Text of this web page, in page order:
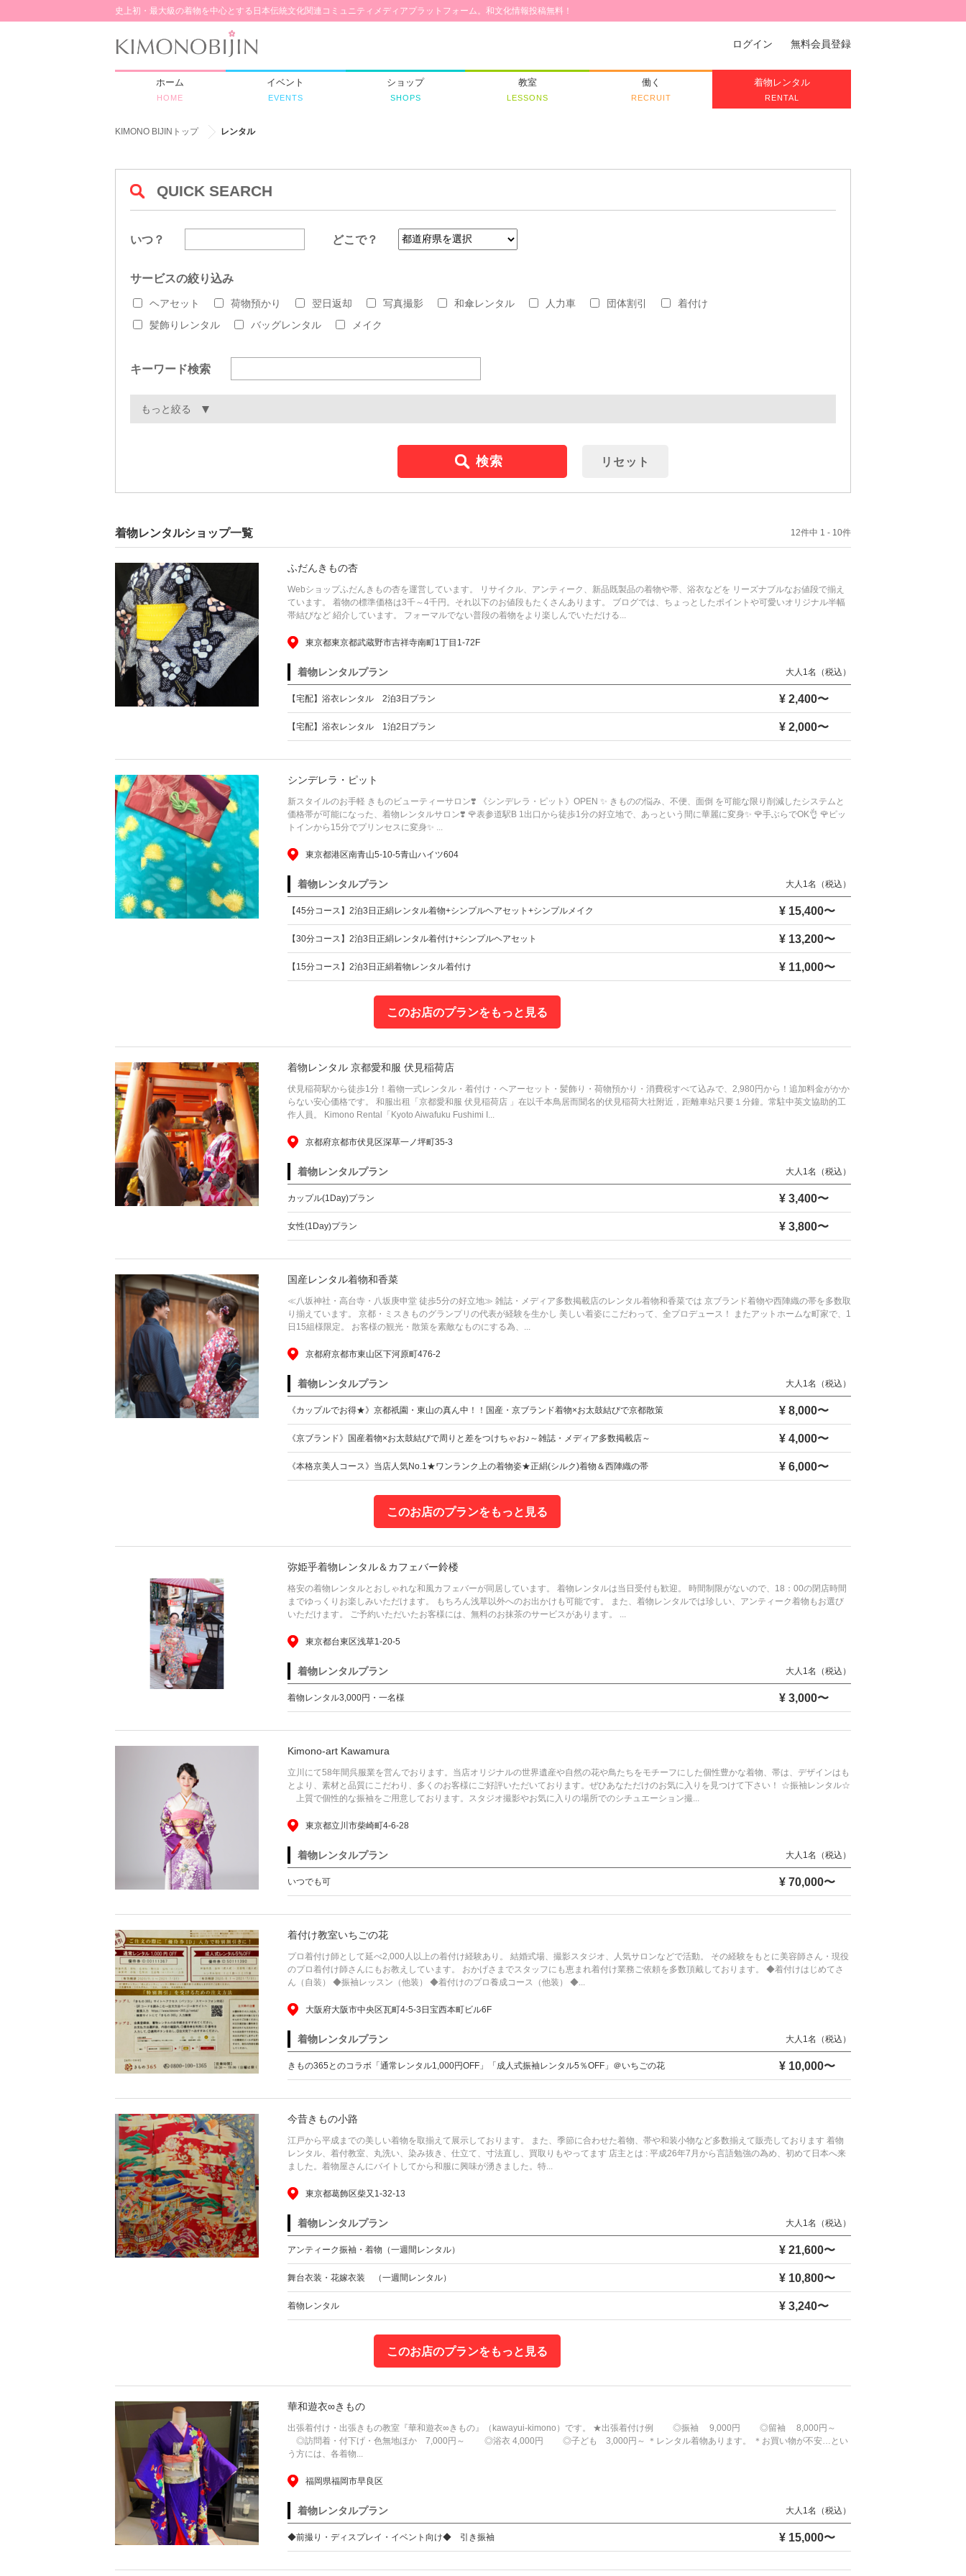
史上初・最大級の着物を中心とする日本伝統文化関連コミュニティメディアプラットフォーム。和文化情報投稿無料！
ログイン 無料会員登録
ホーム
HOME
イベント
EVENTS
ショップ
SHOPS
教室
LESSONS
働く
RECRUIT
着物レンタル
RENTAL
KIMONO BIJINトップ レンタル
QUICK SEARCH
いつ？ どこで？
サービスの絞り込み
ヘアセット 荷物預かり 翌日返却 写真撮影 和傘レンタル 人力車 団体割引
着付け
髪飾りレンタル
バッグレンタル メイク
キーワード検索
もっと絞る
検索 リセット
着物レンタルショップ一覧 12件中 1 - 10件
ふだんきもの杏
Webショップふだんきもの杏を運営しています。 リサイクル、アンティーク、新品既製品の着物や帯、浴衣などを リーズナブルなお値段で揃え
ています。 着物の標準価格は3千～4千円。それ以下のお値段もたくさんあります。 ブログでは、ちょっとしたポイントや可愛いオリジナル半幅
帯結びなど 紹介しています。 フォーマルでない普段の着物をより楽しんでいただける...
東京都東京都武蔵野市吉祥寺南町1丁目1-72F
着物レンタルプラン 大人1名（税込）
【宅配】浴衣レンタル 2泊3日プラン ¥ 2,400〜
【宅配】浴衣レンタル 1泊2日プラン ¥ 2,000〜
シンデレラ・ピット
新スタイルのお手軽 きものビューティーサロン❣️ 《シンデレラ・ピット》OPEN ✨ きものの悩み、不便、面倒 を可能な限り削減したシステムと
価格帯が可能になった、着物レンタルサロン❣️ 🌹表参道駅B 1出口から徒歩1分の好立地で、あっという間に華麗に変身✨ 🌹手ぶらでOK👌 🌹ピッ
トインから15分でプリンセスに変身✨ ...
東京都港区南青山5-10-5青山ハイツ604
着物レンタルプラン 大人1名（税込）
【45分コース】2泊3日正絹レンタル着物+シンプルヘアセット+シンプルメイク ¥ 15,400〜
【30分コース】2泊3日正絹レンタル着付け+シンプルヘアセット ¥ 13,200〜
【15分コース】2泊3日正絹着物レンタル着付け ¥ 11,000〜
このお店のプランをもっと見る
着物レンタル 京都愛和服 伏見稲荷店
伏見稲荷駅から徒歩1分！着物一式レンタル・着付け・ヘアーセット・髪飾り・荷物預かり・消費税すべて込みで、2,980円から！追加料金がかか
らない安心価格です。 和服出租「京都愛和服 伏見稲荷店 」在以千本鳥居而聞名的伏見稲荷大社附近，距離車站只要１分鐘。常駐中英文協助的工
作人員。 Kimono Rental「Kyoto Aiwafuku Fushimi I...
京都府京都市伏見区深草一ノ坪町35-3
着物レンタルプラン 大人1名（税込）
カップル(1Day)プラン ¥ 3,400〜
女性(1Day)プラン ¥ 3,800〜
国産レンタル着物和香菜
≪八坂神社・高台寺・八坂庚申堂 徒歩5分の好立地≫ 雑誌・メディア多数掲載店のレンタル着物和香菜では 京ブランド着物や西陣織の帯を多数取
り揃えています。 京都・ミスきものグランプリの代表が経験を生かし 美しい着姿にこだわって、全プロデュース！ またアットホームな町家で、1
日15組様限定。 お客様の観光・散策を素敵なものにする為、...
京都府京都市東山区下河原町476-2
着物レンタルプラン 大人1名（税込）
《カップルでお得★》京都祇園・東山の真ん中！！国産・京ブランド着物×お太鼓結びで京都散策 ¥ 8,000〜
《京ブランド》国産着物×お太鼓結びで周りと差をつけちゃお♪～雑誌・メディア多数掲載店～ ¥ 4,000〜
《本格京美人コース》当店人気No.1★ワンランク上の着物姿★正絹(シルク)着物＆西陣織の帯 ¥ 6,000〜
このお店のプランをもっと見る
弥姫乎着物レンタル＆カフェバー鈴楼
格安の着物レンタルとおしゃれな和風カフェバーが同居しています。 着物レンタルは当日受付も歓迎。 時間制限がないので、18：00の閉店時間
までゆっくりお楽しみいただけます。 もちろん浅草以外へのお出かけも可能です。 また、着物レンタルでは珍しい、アンティーク着物もお選び
いただけます。 ご予約いただいたお客様には、無料のお抹茶のサービスがあります。 ...
東京都台東区浅草1-20-5
着物レンタルプラン 大人1名（税込）
着物レンタル3,000円・一名様 ¥ 3,000〜
Kimono-art Kawamura
立川にて58年間呉服業を営んでおります。当店オリジナルの世界遺産や自然の花や鳥たちをモチーフにした個性豊かな着物、帯は、デザインはも
とより、素材と品質にこだわり、多くのお客様にご好評いただいております。ぜひあなただけのお気に入りを見つけて下さい！ ☆振袖レンタル☆
上質で個性的な振袖をご用意しております。スタジオ撮影やお気に入りの場所でのシチュエーション撮...
東京都立川市柴崎町4-6-28
着物レンタルプラン 大人1名（税込）
いつでも可 ¥ 70,000〜
着付け教室いちごの花
プロ着付け師として延べ2,000人以上の着付け経験あり。 結婚式場、撮影スタジオ、人気サロンなどで活動。 その経験をもとに美容師さん・現役
のプロ着付け師さんにもお教えしています。 おかげさまでスタッフにも恵まれ着付け業務ご依頼を多数頂戴しております。 ◆着付けはじめてさ
ん（自装） ◆振袖レッスン（他装） ◆着付けのプロ養成コース（他装） ◆...
大阪府大阪市中央区瓦町4-5-3日宝西本町ビル6F
着物レンタルプラン 大人1名（税込）
きもの365とのコラボ「通常レンタル1,000円OFF」「成人式振袖レンタル5％OFF」＠いちごの花 ¥ 10,000〜
今昔きもの小路
江戸から平成までの美しい着物を取揃えて展示しております。 また、季節に合わせた着物、帯や和装小物など多数揃えて販売しております 着物
レンタル、着付教室、丸洗い、染み抜き、仕立て、寸法直し、買取りもやってます 店主とは : 平成26年7月から言語勉強の為め、初めて日本へ来
ました。着物屋さんにバイトしてから和服に興味が湧きました。特...
東京都葛飾区柴又1-32-13
着物レンタルプラン 大人1名（税込）
アンティーク振袖・着物（一週間レンタル） ¥ 21,600〜
舞台衣装・花嫁衣装 （一週間レンタル） ¥ 10,800〜
着物レンタル ¥ 3,240〜
このお店のプランをもっと見る
華和遊衣∞きもの
出張着付け・出張きもの教室『華和遊衣∞きもの』（kawayui-kimono）です。 ★出張着付け例 ◎振袖 9,000円 ◎留袖 8,000円～
◎訪問着・付下げ・色無地ほか 7,000円～ ◎浴衣 4,000円 ◎子ども 3,000円～ ＊レンタル着物あります。 ＊お買い物が不安…とい
う方には、各着物...
福岡県福岡市早良区
着物レンタルプラン 大人1名（税込）
◆前撮り・ディスプレイ・イベント向け◆ 引き振袖 ¥ 15,000〜